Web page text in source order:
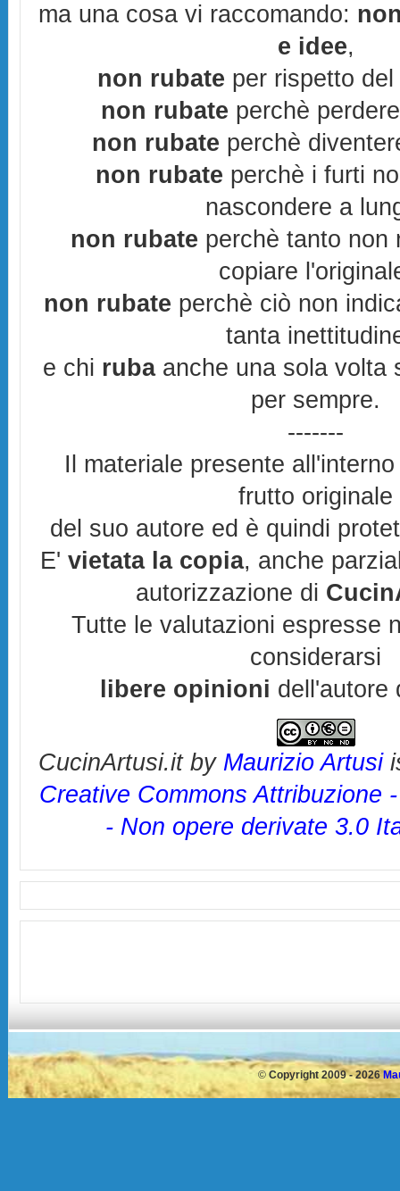
ma una cosa vi raccomando:
e idee,
non rubate per rispetto
non rubate perchè
non rubate perchè
non rubate perchè i furti
nascondere a
non rubate perchè tanto non
copiare
non rubate perchè ciò non
tanta
e chi rubaanche una sola volta
per sempre.
-------
Il materiale presente
frutto originale
del suo autore ed è quindi
E'vietata la copia, anche
autorizzazione di
Tutte le valutazioni espresse
considerarsi
libere opinioni dell'autore
CucinArtusi.itby Maurizio Artusi
Creative Commons Attribuzione
- Non opere derivate 3.0
© Copyright 2009 - 2026